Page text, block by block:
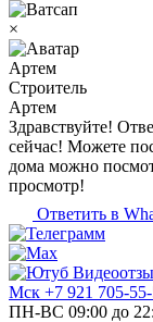
×
Артем
Строитель
Артем
Здравствуйте!
сейчас! Можете
дома можно
просмотр!
Ответить в
Мск +7 921 705-
ПН-ВС 09:00 до